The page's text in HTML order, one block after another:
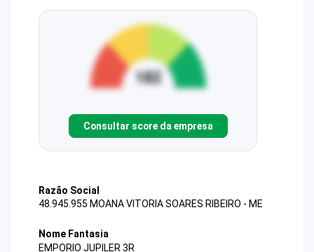
Consultar score da empresa
Razão Social
48.945.955 MOANA VITORIA SOARES RIBEIRO - ME
Nome Fantasia
EMPORIO JUPILER 3R